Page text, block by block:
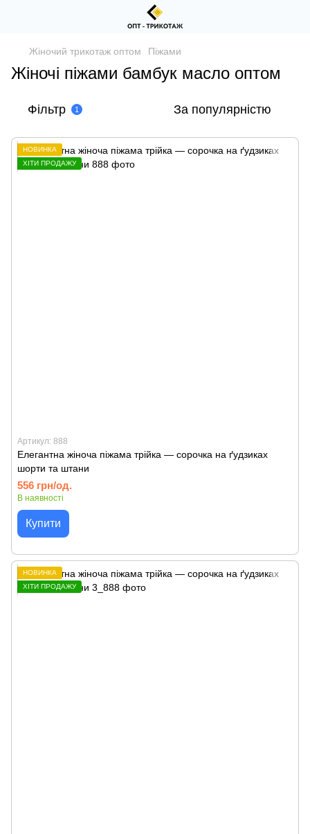
Жіночий трикотаж оптом Піжами
Жіночі піжами бамбук масло оптом
Фільтр 1 За популярністю
НОВИНКА
ХІТИ ПРОДАЖУ
Артикул: 888
Елегантна жіноча піжама трійка — сорочка на ґудзиках
шорти та штани
556 грн/од.
В наявності
Купити
НОВИНКА
ХІТИ ПРОДАЖУ